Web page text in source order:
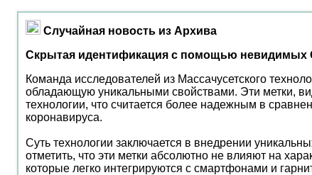
Случайная новость из Архива
Скрытая идентификация с помощью невидимых
Команда исследователей из Массачусетского
обладающую уникальными свойствами. Эти метки,
технологии, что считается более надежным в
коронавируса.
Суть технологии заключается в внедрении
отметить, что эти метки абсолютно не влияют на
которые легко интегрируются с смартфонами и